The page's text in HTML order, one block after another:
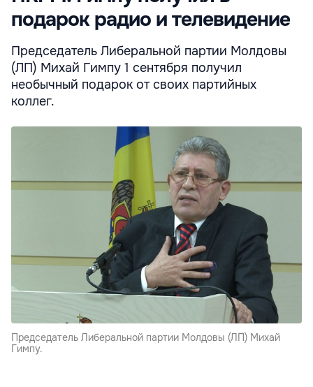
подарок радио и телевидение
Председатель Либеральной партии Молдовы
(ЛП) Михай Гимпу 1 сентября получил
необычный подарок от своих партийных
коллег.
Председатель Либеральной партии Молдовы (ЛП) Михай
Гимпу.